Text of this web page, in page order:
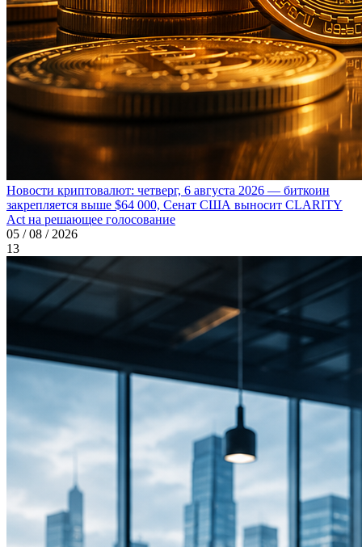
Новости криптовалют: четверг, 6 августа 2026 — биткоин
закрепляется выше $64 000, Сенат США выносит CLARITY
Act на решающее голосование
05 / 08 / 2026
13